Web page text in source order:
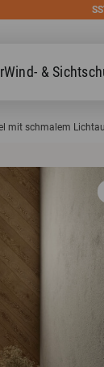
Wind- &
mit schmalem